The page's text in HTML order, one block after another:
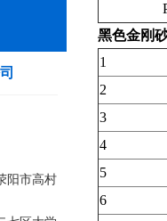
阳市高村
黑色金刚
1
2
3
4
5
6